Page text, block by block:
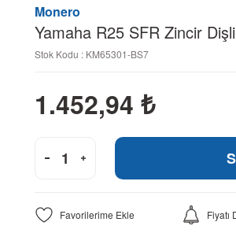
Monero
Yamaha R25 SFR Zincir
Stok Kodu : KM65301-BS7
1.452,94 ₺
Fiyatı